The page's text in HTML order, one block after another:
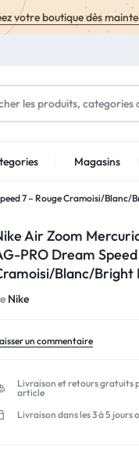
votre boutique dès
Magasins
7 – Rouge Cramoisi/
Air Zoom
PRO Dream Speed
Blanc/Bright
Nike
un commentaire
Livraison et retours gratuits
article
Livraison dans les 3 à 5 jours